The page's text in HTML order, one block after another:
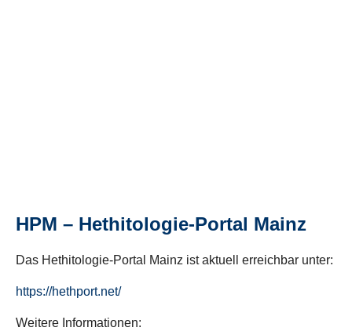
HPM – Hethitologie-Portal Mainz
Das Hethitologie-Portal Mainz ist aktuell erreichbar unter:
https://hethport.net/
Weitere Informationen: